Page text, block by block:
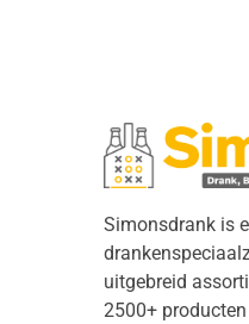
Simonsdrank is
uitgebreid
2500+